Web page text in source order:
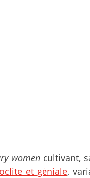
women cultivant,
et géniale,